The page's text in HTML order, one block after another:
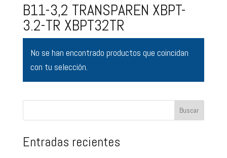
B11-3,2 TRANSPAREN XBPT-
3.2-TR XBPT32TR
No se han encontrado productos que coincidan
con tu selección.
Buscar
Entradas recientes